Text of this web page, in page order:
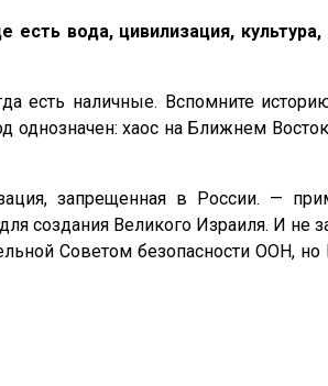
вода, цивилизация,
есть наличные. Вспомните
хаос на Ближнем
запрещенная в России. —
создания Великого Израиля. И не
Советом безопасности ООН,